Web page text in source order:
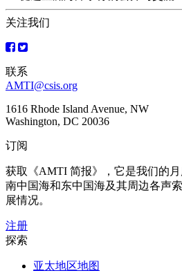
章
导
航
关注我们
联系
AMTI@csis.org
1616 Rhode Island Avenue, NW
Washington, DC 20036
订阅
获取《AMTI 简报》，它是我们的
南中国海和东中国海及其周边各声
展情况。
注册
探索
亚太地区地图